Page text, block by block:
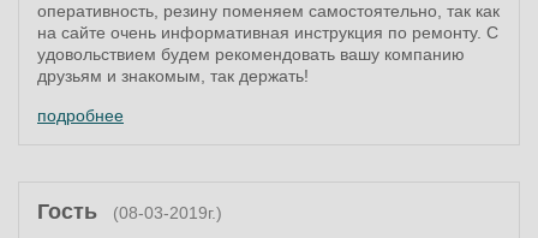
оперативность, резину поменяем самостоятельно, так как
на сайте очень информативная инструкция по ремонту. С
удовольствием будем рекомендовать вашу компанию
друзьям и знакомым, так держать!
подробнее
Гость (08-03-2019г.)